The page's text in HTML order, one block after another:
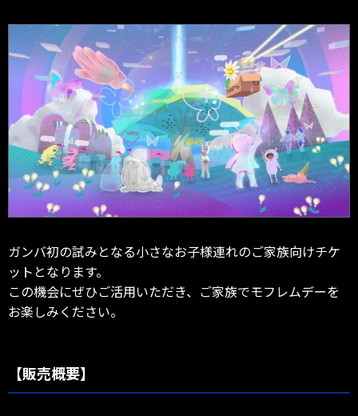
ガンバ初の試みとなる小さなお子様連れのご家族向けチケ
ットとなります。
この機会にぜひご活用いただき、ご家族でモフレムデーを
お楽しみください。
【販売概要】